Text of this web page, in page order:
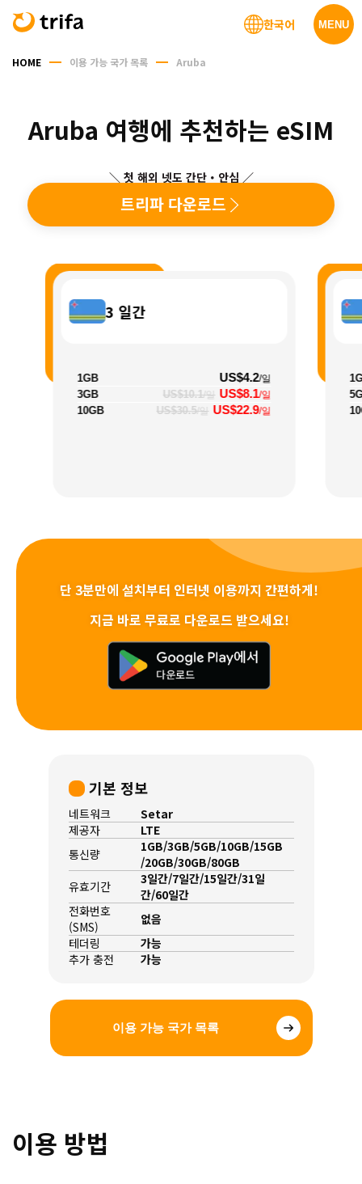
MENU
한국어
HOME 이용 가능 국가 목록 Aruba
Aruba 여행에 추천하는 eSIM
＼ 첫 해외 넷도 간단・안심 ／
트리파 다운로드
3 일간
1GB US$4.2/일
3GB US$10.1/일 US$8.1/일
10GB US$30.5/일 US$22.9/일
단 3분만에 설치부터 인터넷 이용까지 간편하게!
지금 바로 무료로 다운로드 받으세요!
기본 정보
네트워크
Setar
제공자
LTE
통신량
1GB/3GB/5GB/10GB/15GB
/20GB/30GB/80GB
유효기간
3일간/7일간/15일간/31일
간/60일간
전화번호
(SMS)
없음
테더링
가능
추가 충전
가능
이용 가능 국가 목록
이용 방법